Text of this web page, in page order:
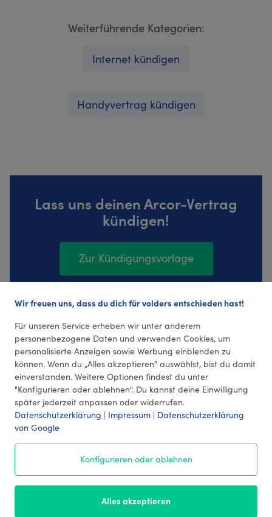
Weiterführende Kategorien:
Internet kündigen
Handyvertrag kündigen
Lass uns deinen Arcor-Vertrag
kündigen!
Zur Kündigungsvorlage
424 Bewertungen (4,36 Durchschnitt)
Kontakt
Wir freuen uns, dass du dich für volders entschieden hast!
Für unseren Service erheben wir unter anderem
personenbezogene Daten und verwenden Cookies, um
personalisierte Anzeigen sowie Werbung einblenden zu
können. Wenn du „Alles akzeptieren" auswählst, bist du damit
einverstanden. Weitere Optionen findest du unter
"Konfigurieren oder ablehnen". Du kannst deine Einwilligung
später jederzeit anpassen oder widerrufen.
Datenschutzerklärung | Impressum | Datenschutzerklärung
von Google
Konfigurieren oder ablehnen
Alles akzeptieren